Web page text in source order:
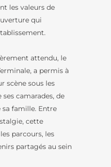
les valeurs de
qui
attendu, le
a permis à
scène sous les
camarades, de
sa famille. Entre
cette
parcours, les
partagés au sein